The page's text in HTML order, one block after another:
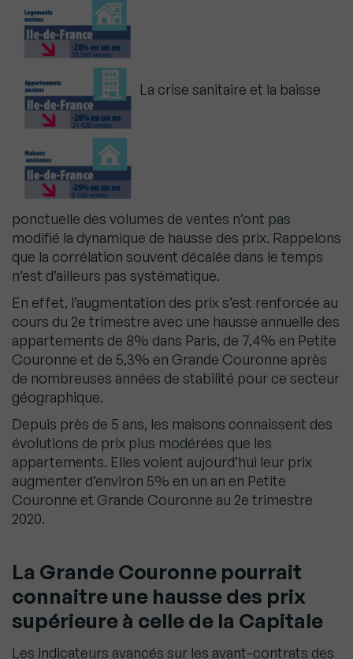
La crise sanitaire et la baisse
ponctuelle des volumes de ventes n’ont pas
modifié la dynamique de hausse des prix. Rappelons
que la corrélation souvent décalée dans le temps
n’est d’ailleurs pas systématique.
En effet, l’augmentation des prix s’est renforcée au
cours du 2e trimestre avec une hausse annuelle des
appartements de 8% dans Paris, de 7,4% en Petite
Couronne et de 5,3% en Grande Couronne après
de nombreuses années de stabilité pour ce secteur
géographique.
Depuis près de 5 ans, les maisons connaissent des
évolutions de prix plus modérées que les
appartements. Elles voient aujourd’hui leur prix
augmenter d’environ 5% en un an en Petite
Couronne et Grande Couronne au 2e trimestre
2020.
La Grande Couronne pourrait
connaitre une hausse des prix
supérieure à celle de la Capitale
Les indicateurs avancés sur les avant-contrats des